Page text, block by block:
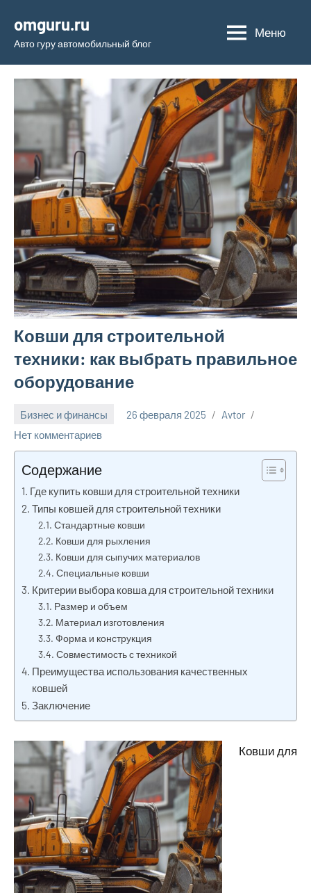
содержимому
omguru.ru
Авто гуру автомобильный блог
Меню
Ковши для строительной
техники: как выбрать правильное
оборудование
Бизнес и финансы 26 февраля 2025
Avtor
Нет комментариев
Содержание
Где купить ковши для строительной техники
Типы ковшей для строительной техники
Стандартные ковши
Ковши для рыхления
Ковши для сыпучих материалов
Специальные ковши
Критерии выбора ковша для строительной техники
Размер и объем
Материал изготовления
Форма и конструкция
Совместимость с техникой
Преимущества использования качественных
ковшей
Заключение
Ковши для